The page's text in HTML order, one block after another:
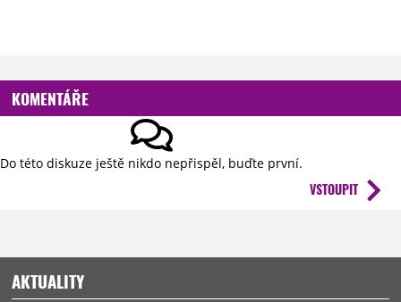
KOMENTÁŘE
Do této diskuze ještě nikdo nepřispěl, buďte první.
VSTOUPIT
AKTUALITY